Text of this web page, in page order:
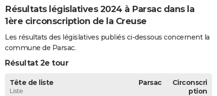
Bricolage
Lifestyle
Culture
Sport
Auto
Television
Voyage
Cinema
Résultats législatives 2024 à Parsac dans la
1ère circonscription de la Creuse
Les résultats des législatives publiés ci-dessous concernent la
commune de Parsac.
Résultat 2e tour
Tête de liste
Liste
Parsac
Circonscri
ption